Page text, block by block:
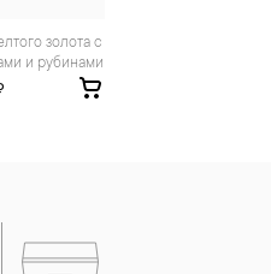
и рубинами